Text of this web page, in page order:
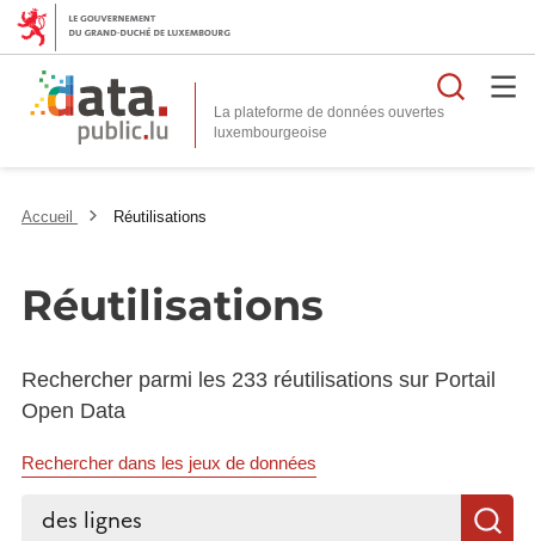
La plateforme de données ouvertes
Accueil Réutilisations
Réutilisations
Rechercher parmi les 233 réutilisations sur Portail
Open Data
Rechercher dans les jeux de données
Rechercher...